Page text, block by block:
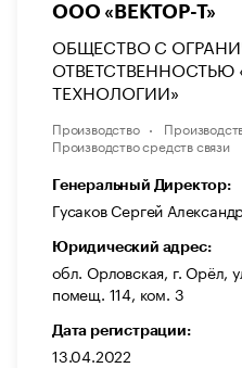
ООО «ВЕКТОР-Т»
ОБЩЕСТВО С
ОТВЕТСТВЕННОСТЬЮ
ТЕХНОЛОГИИ»
Производство
Производство средств связи
Генеральный Директор:
Гусаков Сергей
Юридический адрес:
обл. Орловская, г. Орёл,
помещ. 114, ком. 3
Дата регистрации:
13.04.2022